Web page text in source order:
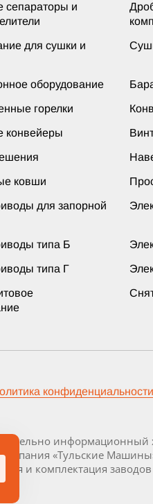
сепараторы и
для сушки и
оборудование
горелки
конвейеры
ковши
для запорной
типа Б
типа Г
конфиденциальности
информационный
«Тульские
и комплектация